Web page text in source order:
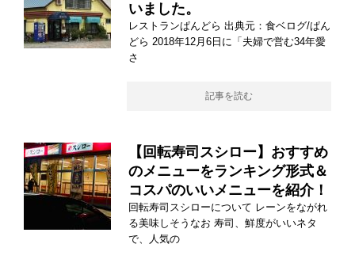
いました。
レストランぱんどら 出典元：食ベログ/ぱん
どら 2018年12月6日に「夫婦で営む34年愛
さ
記事を読む
【回転寿司スシロー】おすすめ
のメニューをランキング形式＆
コスパのいいメニューを紹介！
回転寿司スシローについて レーンをながれ
る美味しそうなお 寿司、鮮度がいいネタ
で、人気の